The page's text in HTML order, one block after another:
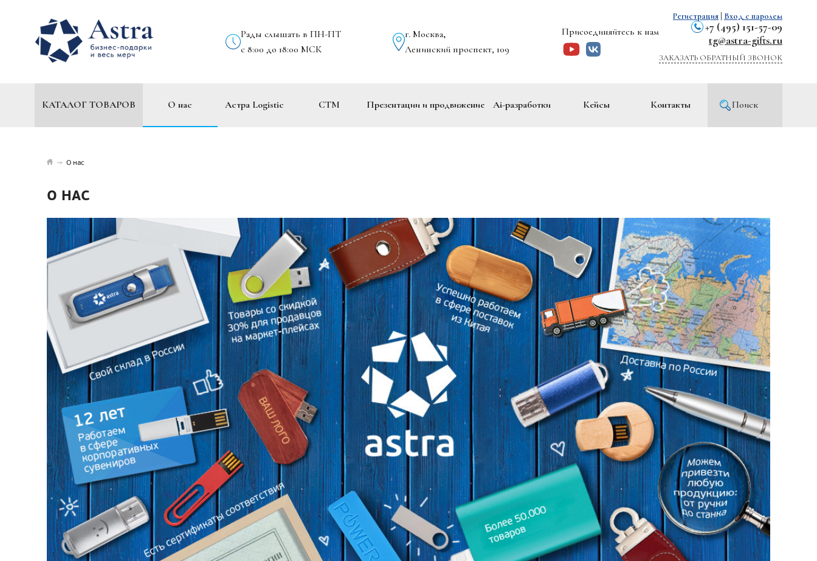
Рады слышать в ПН-ПТ
с 8:00 до 18:00 МСК
г. Москва,
Ленинский проспект, 109
Присоединяйтесь к нам
+7 (495) 151-57-09
tg@astra-gifts.ru
ЗАКАЗАТЬ ОБРАТНЫЙ ЗВОНОК
Регистрация Вход с паролем
КАТАЛОГ ТОВАРОВ О нас Астра Logistic СТМ Презентации и продвижение Ai-разработки Кейсы Контакты Поиск
→ О нас
О НАС